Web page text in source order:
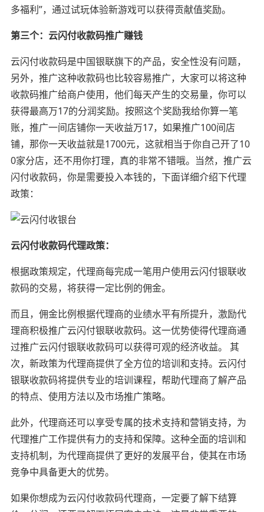
多福利”，通过试玩体验新游戏可以获得贡献值奖励。
第三个：云闪付收款码推广赚钱
云闪付收款码是中国银联旗下的产品，安全性没有问题，
另外，推广这种收款码也比较容易推广，大家可以将这种
收款码推广给商户使用，他们每天产生的交易量，你可以
获得最高万17的分润奖励。按照这个奖励我给你算一笔
账，推广一间店铺你一天收益万17，如果推广100间店
铺，那你一天收益就是1700元，这就相当于你自己开了10
0家分店，还不用你打理，真的非常不错哦。当然，推广云
闪付收款码，你是需要投入本钱的，下面详细介绍下代理
政策：
云闪付收款码代理政策：
根据政策规定，代理商每完成一笔用户使用云闪付银联收
款码的交易，将获得一定比例的佣金。
而且，佣金比例根据代理商的业绩水平有所提升，激励代
理商积极推广云闪付银联收款码。这一优势使得代理商通
过推广云闪付银联收款码可以获得可观的经济收益。 其
次，新政策为代理商提供了全方位的培训和支持。云闪付
银联收款码将提供专业的培训课程，帮助代理商了解产品
的特点、使用方法以及市场推广策略。
此外，代理商还可以享受专属的技术支持和营销支持，为
代理推广工作提供有力的支持和保障。这种全面的培训和
支持机制，为代理商提供了更好的发展平台，使其在市场
竞争中具备更大的优势。
如果你想成为云闪付收款码代理商，一定要了解下结算